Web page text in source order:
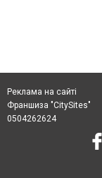
Реклама на сайті
Франшиза "CitySites"
0504262624